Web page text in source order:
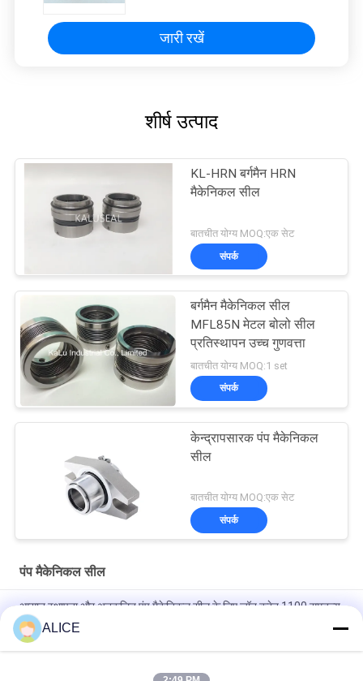
जारी रखें
शीर्ष उत्पाद
KL-HRN बर्गमैन HRN
मैकेनिकल सील
बातचीत योग्य MOQ:एक सेट
संपर्क
बर्गमैन मैकेनिकल सील
MFL85N मेटल बोलो सील
प्रतिस्थापन उच्च गुणवत्ता
बातचीत योग्य MOQ:1 set
संपर्क
केन्द्रापसारक पंप मैकेनिकल
सील
बातचीत योग्य MOQ:एक सेट
संपर्क
पंप मैकेनिकल सील
आसान स्थापना और अनुकूलित पंप मैकेनिकल सील के लिए जॉन क्रेन 1100 समतुल्य
कार्ट्रिज सील
मैकेनिकल सील 22mm लोवारा-22-X पंप सील
ALICE